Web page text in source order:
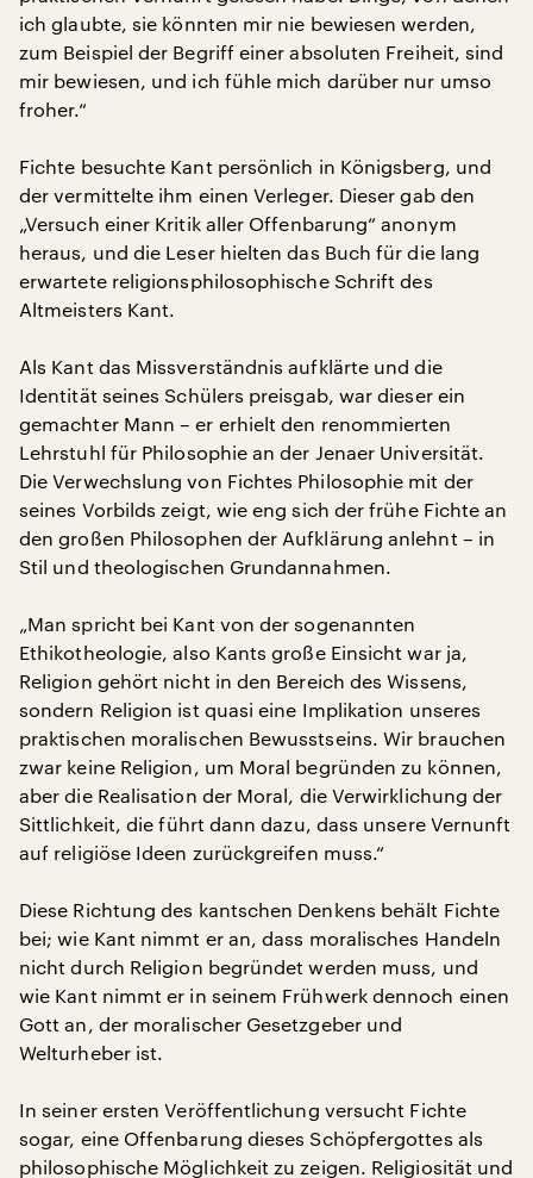
ich glaubte, sie könnten mir nie bewiesen werden,
zum Beispiel der Begriff einer absoluten Freiheit, sind
mir bewiesen, und ich fühle mich darüber nur umso
froher.“
Fichte besuchte Kant persönlich in Königsberg, und
der vermittelte ihm einen Verleger. Dieser gab den
„Versuch einer Kritik aller Offenbarung“ anonym
heraus, und die Leser hielten das Buch für die lang
erwartete religionsphilosophische Schrift des
Altmeisters Kant.
Als Kant das Missverständnis aufklärte und die
Identität seines Schülers preisgab, war dieser ein
gemachter Mann – er erhielt den renommierten
Lehrstuhl für Philosophie an der Jenaer Universität.
Die Verwechslung von Fichtes Philosophie mit der
seines Vorbilds zeigt, wie eng sich der frühe Fichte an
den großen Philosophen der Aufklärung anlehnt – in
Stil und theologischen Grundannahmen.
„Man spricht bei Kant von der sogenannten
Ethikotheologie, also Kants große Einsicht war ja,
Religion gehört nicht in den Bereich des Wissens,
sondern Religion ist quasi eine Implikation unseres
praktischen moralischen Bewusstseins. Wir brauchen
zwar keine Religion, um Moral begründen zu können,
aber die Realisation der Moral, die Verwirklichung der
Sittlichkeit, die führt dann dazu, dass unsere Vernunft
auf religiöse Ideen zurückgreifen muss.“
Diese Richtung des kantschen Denkens behält Fichte
bei; wie Kant nimmt er an, dass moralisches Handeln
nicht durch Religion begründet werden muss, und
wie Kant nimmt er in seinem Frühwerk dennoch einen
Gott an, der moralischer Gesetzgeber und
Welturheber ist.
In seiner ersten Veröffentlichung versucht Fichte
sogar, eine Offenbarung dieses Schöpfergottes als
philosophische Möglichkeit zu zeigen. Religiosität und